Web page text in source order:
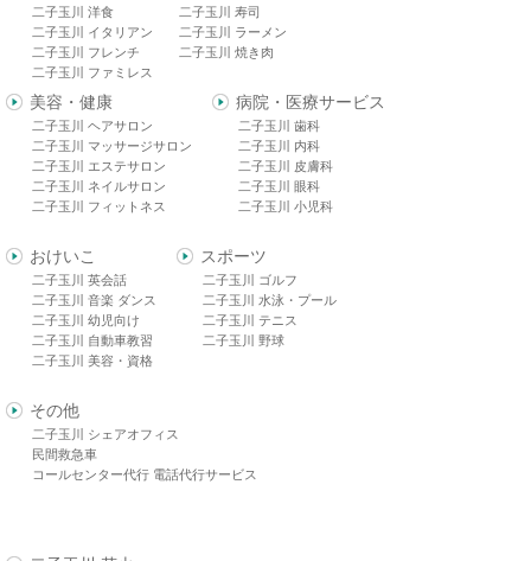
二子玉川 洋食
二子玉川 イタリアン
二子玉川 フレンチ
二子玉川 ファミレス
二子玉川 寿司
二子玉川 ラーメン
二子玉川 焼き肉
美容・健康
二子玉川 ヘアサロン
二子玉川 マッサージサロン
二子玉川 エステサロン
二子玉川 ネイルサロン
二子玉川 フィットネス
病院・医療サービス
二子玉川 歯科
二子玉川 内科
二子玉川 皮膚科
二子玉川 眼科
二子玉川 小児科
おけいこ
二子玉川 英会話
二子玉川 音楽 ダンス
二子玉川 幼児向け
二子玉川 自動車教習
二子玉川 美容・資格
スポーツ
二子玉川 ゴルフ
二子玉川 水泳・プール
二子玉川 テニス
二子玉川 野球
その他
二子玉川 シェアオフィス
民間救急車
コールセンター代行 電話代行サービス